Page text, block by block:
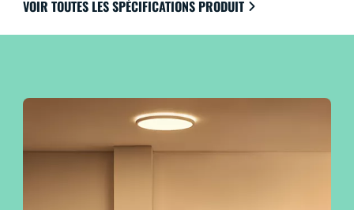
VOIR TOUTES LES SPÉCIFICATIONS PRODUIT